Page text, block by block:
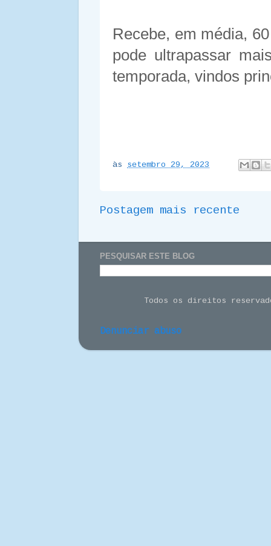
Recebe, em média,
pode ultrapassar
temporada, vindos
às setembro 29, 2023
Postagem mais recente
PESQUISAR ESTE BLOG
Todos os direitos
Denunciar abuso